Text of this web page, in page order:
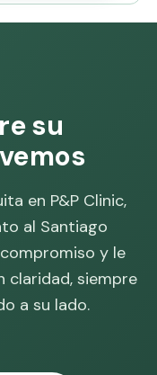
su
en P&P Clinic,
al Santiago
y le
claridad, siempre
a su lado.